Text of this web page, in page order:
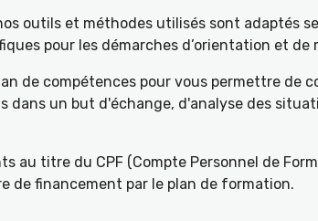
outils et méthodes utilisés sont adaptés
pour les démarches d’orientation et de
de compétences pour vous permettre de
un but d'échange, d'analyse des
au titre du CPF (Compte Personnel de
de financement par le plan de formation.